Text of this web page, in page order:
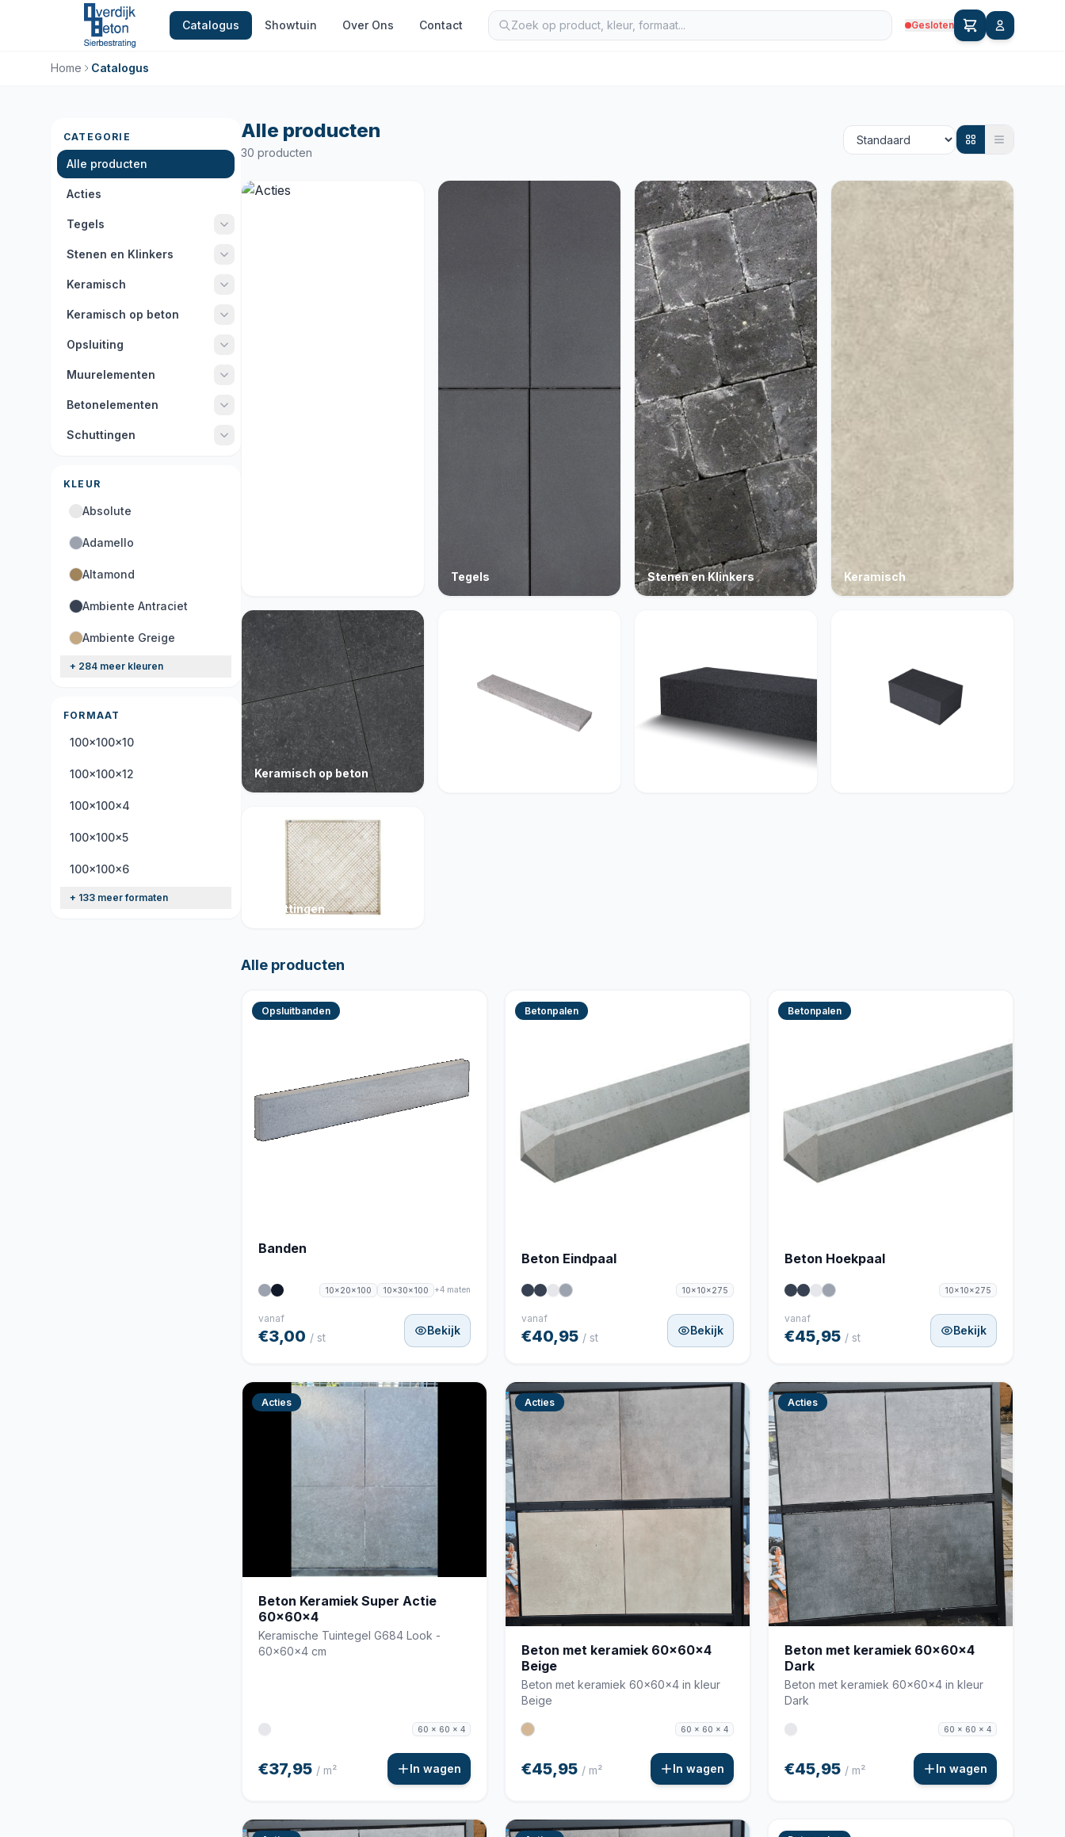
Catalogus Showtuin Over Ons Contact Gesloten
Home Catalogus
CATEGORIE
Alle producten
Acties
Tegels
Stenen en Klinkers
Keramisch
Keramisch op beton
Opsluiting
Muurelementen
Betonelementen
Schuttingen
KLEUR
Absolute
Adamello
Altamond
Ambiente Antraciet
Ambiente Greige
+ 284 meer kleuren
FORMAAT
100x100x10
100x100x12
100x100x4
100x100x5
100x100x6
+ 133 meer formaten
Alle producten
30 producten
Tegels Stenen en Klinkers Keramisch
Keramisch op beton
Schuttingen
Alle producten
Opsluitbanden
Banden
10x20x100 10x30x100 +4 maten
vanaf
€3,00 / st
Bekijk
Betonpalen
Beton Eindpaal
10x10x275
vanaf
€40,95 / st
Bekijk
Betonpalen
Beton Hoekpaal
10x10x275
vanaf
€45,95 / st
Bekijk
Acties
Beton Keramiek Super Actie
60x60x4
Keramische Tuintegel G684 Look -
60x60x4 cm
60 x 60 x 4
€37,95 / m² In wagen
Acties
Beton met keramiek 60x60x4
Beige
Beton met keramiek 60x60x4 in kleur
Beige
60 x 60 x 4
€45,95 / m² In wagen
Acties
Beton met keramiek 60x60x4
Dark
Beton met keramiek 60x60x4 in kleur
Dark
60 x 60 x 4
€45,95 / m² In wagen